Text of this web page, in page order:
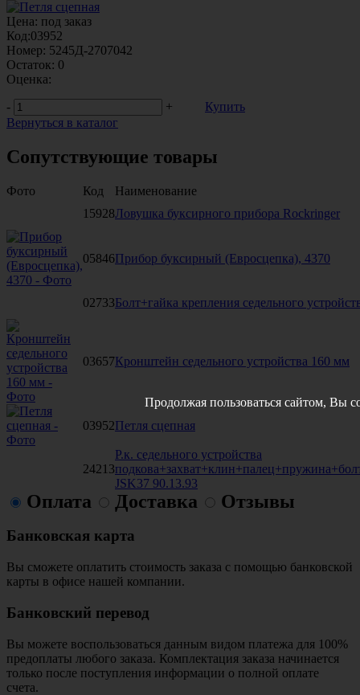
Цена: под заказ
Код:03952
Номер: 5245Д-2707042
Остаток: 0
Оценка:
-
+
Купить
Вернуться в каталог
Сопутствующие товары
Фото Код
Наименование
15928Ловушка буксирного прибора Rockringer
05846Прибор буксирный (Евросцепка), 4370
02733Болт+гайка крепления седельного
03657Кронштейн седельного устройства 160 мм
03952Петля сцепная
24213
Р.к. седельного устройства
JSK37 90.13.93
Оплата Доставка Отзывы
Банковская карта
Вы сможете оплатить стоимость заказа с помощью банковской
карты в офисе нашей компании.
Банковский перевод
Вы можете воспользоваться данным видом платежа для 100%
предоплаты любого заказа. Комплектация заказа начинается
только после поступления информации о полной оплате
счета.
Продолжая пользоваться сайтом, Вы